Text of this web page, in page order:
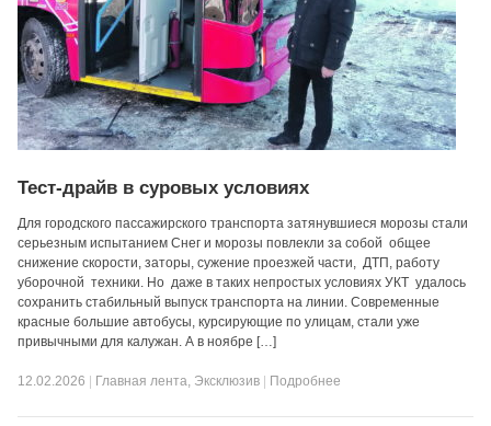
Тест-драйв в суровых условиях
Для городского пассажирского транспорта затянувшиеся морозы стали
серьезным испытанием Снег и морозы повлекли за собой общее
снижение скорости, заторы, сужение проезжей части, ДТП, работу
уборочной техники. Но даже в таких непростых условиях УКТ удалось
сохранить стабильный выпуск транспорта на линии. Современные
красные большие автобусы, курсирующие по улицам, стали уже
привычными для калужан. А в ноябре […]
12.02.2026 Главная лента, Эксклюзив Подробнее